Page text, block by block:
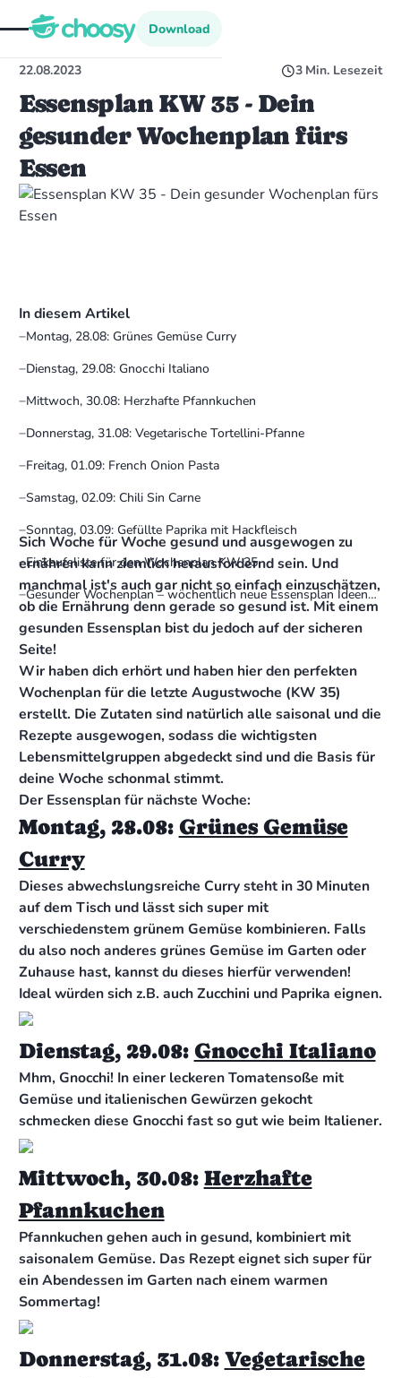
Download
Download
22.08.2023 3 Min. Lesezeit
Essensplan KW 35 - Dein
gesunder Wochenplan fürs
Essen
In diesem Artikel
Montag, 28.08: Grünes Gemüse Curry
Dienstag, 29.08: Gnocchi Italiano
Mittwoch, 30.08: Herzhafte Pfannkuchen
Donnerstag, 31.08: Vegetarische Tortellini-Pfanne
Freitag, 01.09: French Onion Pasta
Samstag, 02.09: Chili Sin Carne
Sonntag, 03.09: Gefüllte Paprika mit Hackfleisch
Einkaufsliste für den Wochenplan KW 35
Gesunder Wochenplan – wöchentlich neue Essensplan Ideen
für dich
Sich Woche für Woche gesund und ausgewogen zu
ernähren kann ziemlich herausfordernd sein. Und
manchmal ist's auch gar nicht so einfach einzuschätzen,
ob die Ernährung denn gerade so gesund ist. Mit einem
gesunden Essensplan bist du jedoch auf der sicheren
Seite!
Wir haben dich erhört und haben hier den perfekten
Wochenplan für die letzte Augustwoche (KW 35)
erstellt. Die Zutaten sind natürlich alle saisonal und die
Rezepte ausgewogen, sodass die wichtigsten
Lebensmittelgruppen abgedeckt sind und die Basis für
deine Woche schonmal stimmt.
Der Essensplan für nächste Woche:
Montag, 28.08: Grünes Gemüse
Curry
Dieses abwechslungsreiche Curry steht in 30 Minuten
auf dem Tisch und lässt sich super mit
verschiedenstem grünem Gemüse kombinieren. Falls
du also noch anderes grünes Gemüse im Garten oder
Zuhause hast, kannst du dieses hierfür verwenden!
Ideal würden sich z.B. auch Zucchini und Paprika eignen.
Dienstag, 29.08: Gnocchi Italiano
Mhm, Gnocchi! In einer leckeren Tomatensoße mit
Gemüse und italienischen Gewürzen gekocht
schmecken diese Gnocchi fast so gut wie beim Italiener.
Mittwoch, 30.08: Herzhafte
Pfannkuchen
Pfannkuchen gehen auch in gesund, kombiniert mit
saisonalem Gemüse. Das Rezept eignet sich super für
ein Abendessen im Garten nach einem warmen
Sommertag!
Donnerstag, 31.08: Vegetarische